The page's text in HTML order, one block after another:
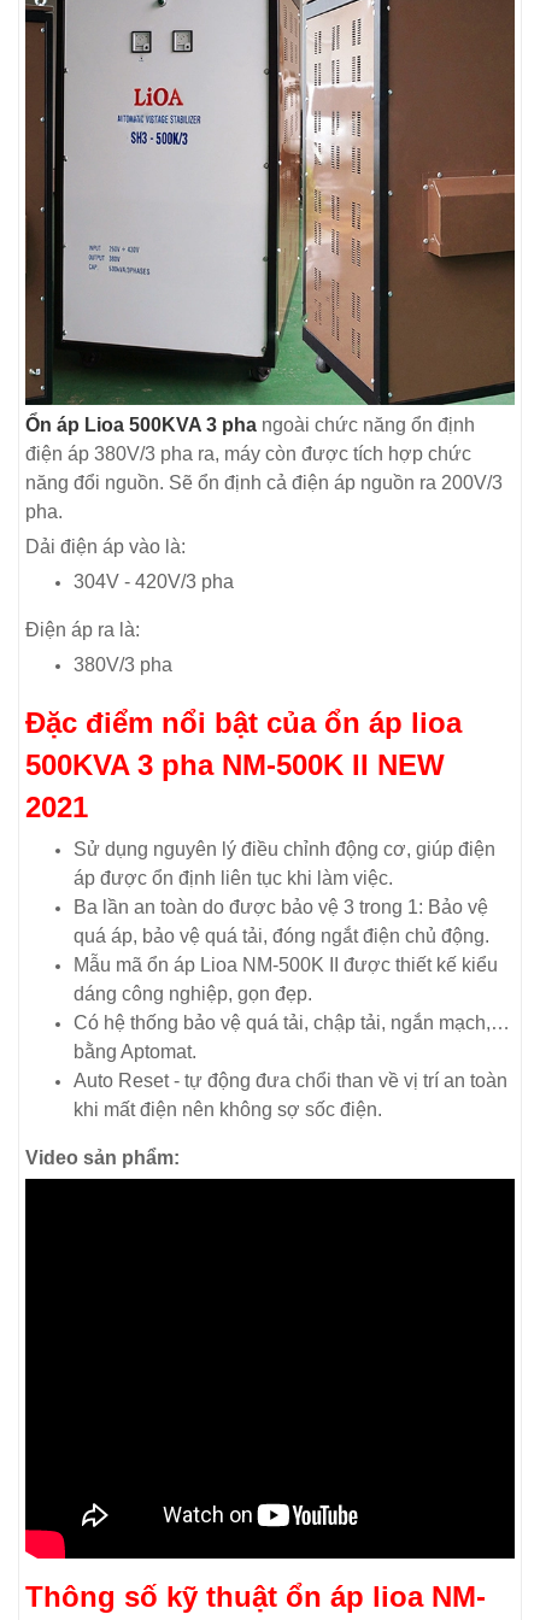
Ổn áp Lioa 500KVA 3 pha ngoài chức năng ổn định
điện áp 380V/3 pha ra, máy còn được tích hợp chức
năng đổi nguồn. Sẽ ổn định cả điện áp nguồn ra 200V/3
pha.
Dải điện áp vào là:
304V - 420V/3 pha
Điện áp ra là:
380V/3 pha
Đặc điểm nổi bật của ổn áp lioa
500KVA 3 pha NM-500K II NEW
2021
Sử dụng nguyên lý điều chỉnh động cơ, giúp điện
áp được ổn định liên tục khi làm việc.
Ba lần an toàn do được bảo vệ 3 trong 1: Bảo vệ
quá áp, bảo vệ quá tải, đóng ngắt điện chủ động.
Mẫu mã ổn áp Lioa NM-500K II được thiết kế kiểu
dáng công nghiệp, gọn đẹp.
Có hệ thống bảo vệ quá tải, chập tải, ngắn mạch,…
bằng Aptomat.
Auto Reset - tự động đưa chổi than về vị trí an toàn
khi mất điện nên không sợ sốc điện.
Video sản phẩm:
Thông số kỹ thuật ổn áp lioa NM-